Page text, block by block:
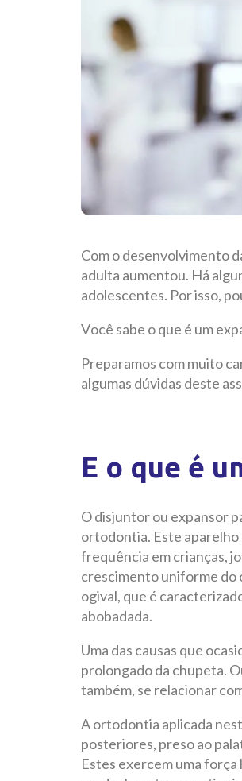
Com o desenvolvimento
adulta aumentou. Há
adolescentes. Por isso,
Você sabe o que é um
Preparamos com muito
algumas dúvidas deste
E o que é
O disjuntor ou expansor
ortodontia. Este
frequência em crianças,
crescimento uniforme do
ogival, que é
abobadada.
Uma das causas que
prolongado da chupeta.
também, se relacionar
A ortodontia aplicada
posteriores, preso ao
Estes exercem uma